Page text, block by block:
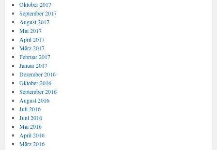
Oktober 2017
September 2017
August 2017
Mai 2017
April 2017
März 2017
Februar 2017
Januar 2017
Dezember 2016
Oktober 2016
September 2016
August 2016
Juli 2016
Juni 2016
Mai 2016
April 2016
März 2016